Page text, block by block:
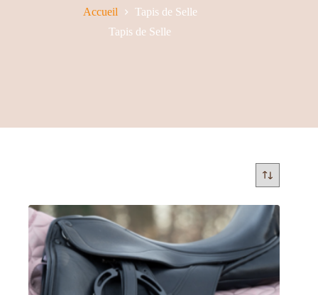
Accueil
Tapis de Selle
Tapis de Selle